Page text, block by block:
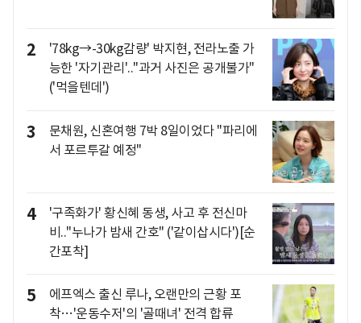
2
'78kg→-30kg감량' 박지현, 전라노출 가
능한 '자기관리'.."과거 사진은 공개불가"
('먹을텐데')
3
문채원, 신혼여행 7박 8일이었다 "파리에
서 포르투갈 예정"
4
'구족화가' 황신혜 동생, 사고 후 전신마
비.."누나가 밤새 간호" ('같이삽시다')[순
간포착]
5
에프엑스 출신 루나, 오랜만의 근황 포
착…'운동수저'의 '골때녀' 전격 합류